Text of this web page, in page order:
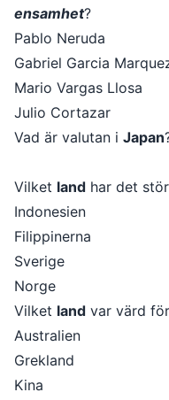
ensamhet?
Pablo Neruda
Gabriel Garcia
Mario Vargas Llosa
Julio Cortazar
Vad är valutan i Japan
Vilket land har det
Indonesien
Filippinerna
Sverige
Norge
Vilket land var värd för
Australien
Grekland
Kina